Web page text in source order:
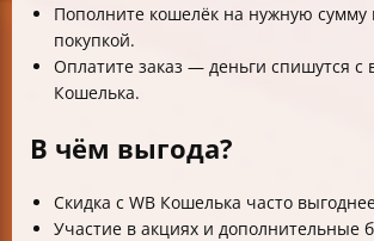
Пополните кошелёк на нужную сумму
покупкой.
Оплатите заказ — деньги спишутся с
Кошелька.
В чём выгода?
Скидка с WB Кошелька часто
Участие в акциях и дополнительные